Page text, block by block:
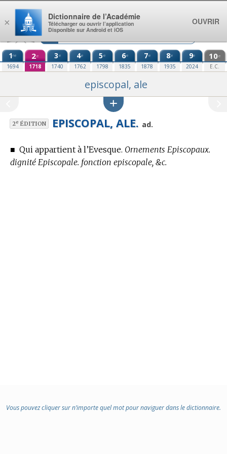
Aller au contenu
1re
1694
2e
1718
3e
1740
4e
1762
5e
1798
6e
1835
7e
1878
8e
1935
9e
2024
10e
E.C.
episcopal, ale
2eÉDITION EPISCOPAL, ALE. ad.
■ Qui appartient à l’Evesque. Ornements Episcopaux.
dignité Episcopale. fonction episcopale, &c.
Vous pouvez cliquer sur n’importe quel mot pour naviguer dans le dictionnaire.
×
Dictionnaire de l’Académie
Télécharger ou ouvrir l’application
Disponible sur Android et iOS
OUVRIR